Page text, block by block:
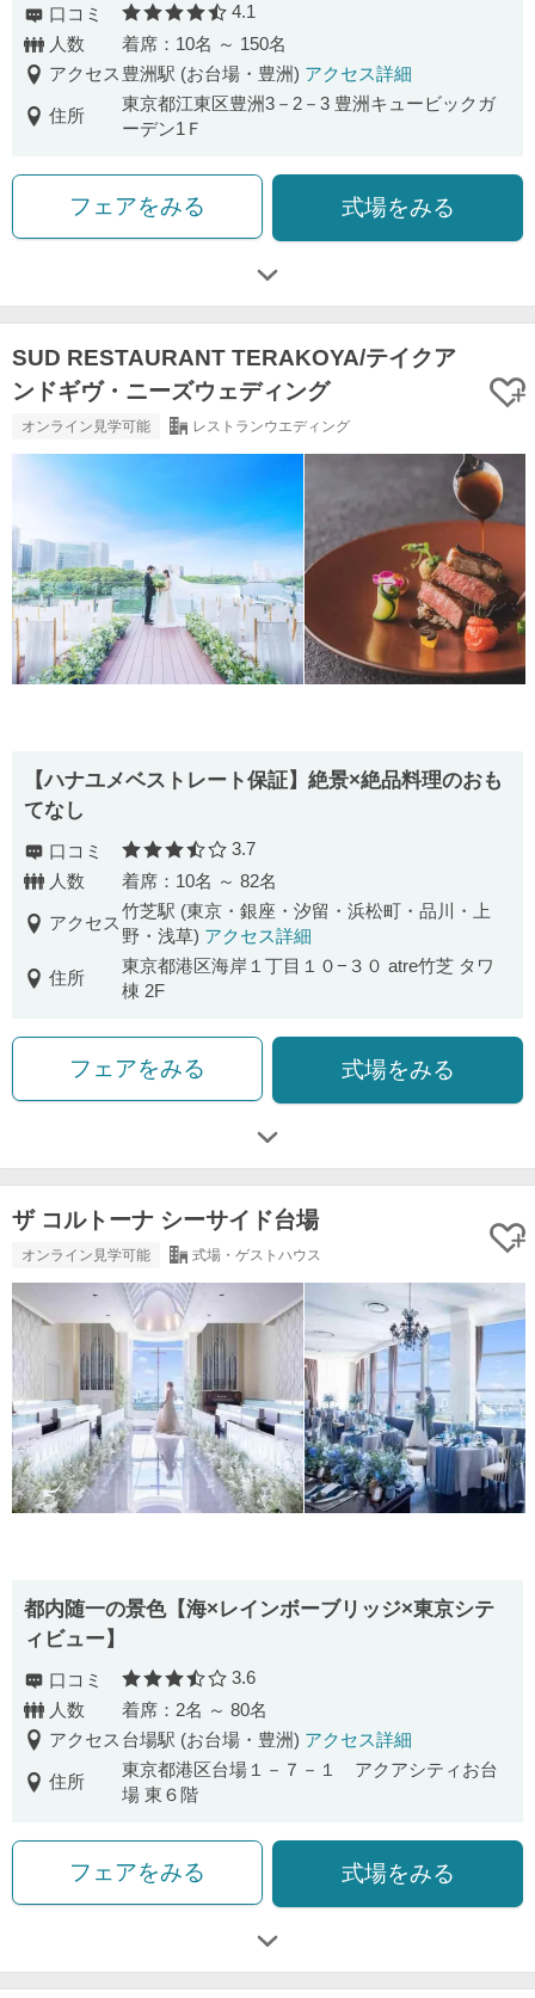
口コミ 口コミ評価
4.1
人数
着席：10名 ～ 150名
アクセス 豊洲駅 (お台場・豊洲) アクセス詳細
住所
東京都江東区豊洲3－2－3 豊洲キュービックガ
ーデン1Ｆ
フェアをみる 式場をみる
SUD RESTAURANT TERAKOYA/テイクア
ンドギヴ・ニーズウェディング
オンライン見学可能 レストランウエディング
【ハナユメベストレート保証】絶景×絶品料理のおも
てなし
口コミ 口コミ評価
3.7
人数
着席：10名 ～ 82名
アクセス
竹芝駅 (東京・銀座・汐留・浜松町・品川・上
野・浅草) アクセス詳細
住所
東京都港区海岸１丁目１０−３０ atre竹芝 タワ
棟 2F
フェアをみる 式場をみる
ザ コルトーナ シーサイド台場
オンライン見学可能 式場・ゲストハウス
都内随一の景色【海×レインボーブリッジ×東京シテ
ィビュー】
口コミ 口コミ評価
3.6
人数
着席：2名 ～ 80名
アクセス 台場駅 (お台場・豊洲) アクセス詳細
住所
東京都港区台場１－７－１ アクアシティお台
場 東６階
フェアをみる 式場をみる